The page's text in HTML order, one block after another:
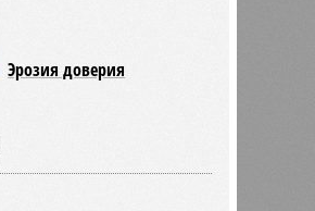
Эрозия доверия